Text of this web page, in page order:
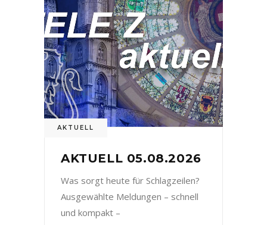
AKTUELL
AKTUELL 05.08.2026
Was sorgt heute für Schlagzeilen?
Ausgewählte Meldungen – schnell
und kompakt –